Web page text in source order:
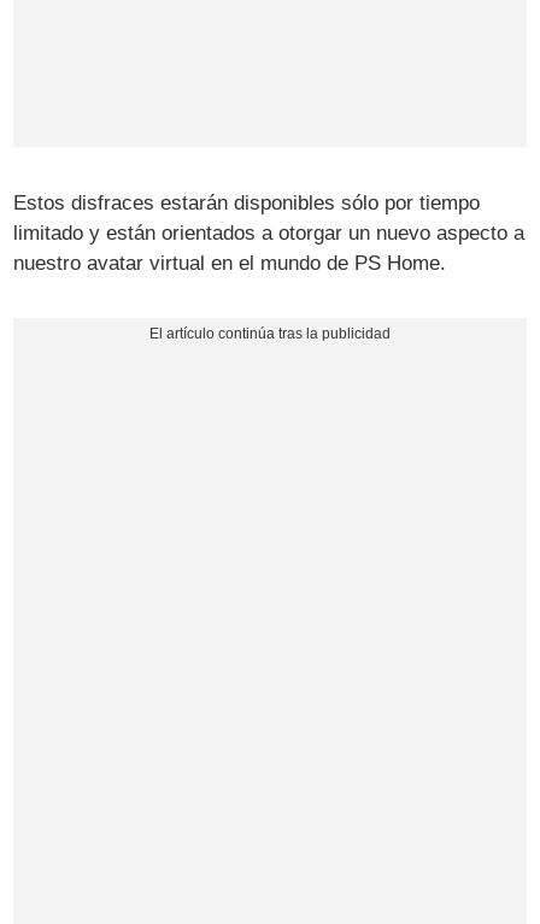
Estos disfraces estarán disponibles sólo por tiempo
limitado y están orientados a otorgar un nuevo aspecto a
nuestro avatar virtual en el mundo de PS Home.